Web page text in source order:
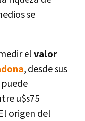
se
elvalor
, desde sus
puede
u$s75
origen del